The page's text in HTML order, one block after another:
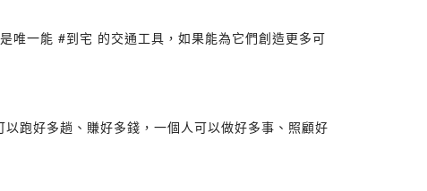
唯一能 #到宅 的交通工具，如果能為它們創造更多可
跑好多趟、賺好多錢，一個人可以做好多事、照顧好